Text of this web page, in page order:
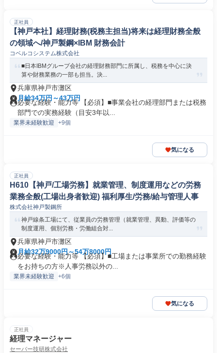
正社員
【神戸本社】経理財務(税務主担当)将来は経理財務全般
の領域へ/神戸製鋼×IBM 財務会計
コベルコシステム株式会社
■日本IBMグループ会社の経理財務部門に所属し、税務を中心に決
算や財務業務の一部も担当。決...
兵庫県神戸市灘区
月給34万円～43万円
必要な経験・能力等 【必須】■事業会社の経理部門または税務
部門での実務経験（目安3年以...
業界未経験歓迎 +9個
気になる
正社員
H610【神戸/工場労務】就業管理、制度運用などの労務
業務全般(工場出身者歓迎) 福利厚生/労務/給与管理人事
株式会社神戸製鋼所
神戸線条工場にて、従業員の労務管理（就業管理、異動、評価等の
制度運用、個別労務・労働組合対...
兵庫県神戸市灘区
月給32万9000円～54万8000円
必要な経験・能力等 【必須】■工場または事業所での勤務経験
をお持ちの方※人事労務以外の...
業界未経験歓迎 +6個
気になる
正社員
経理マネージャー
セーバー技研株式会社